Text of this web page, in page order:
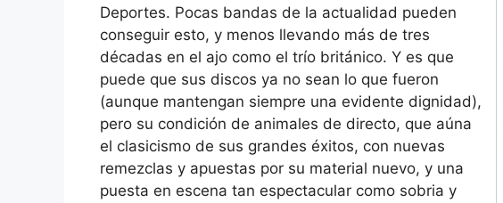
Deportes. Pocas bandas de la actualidad pueden
conseguir esto, y menos llevando más de tres
décadas en el ajo como el trío británico. Y es que
puede que sus discos ya no sean lo que fueron
(aunque mantengan siempre una evidente dignidad),
pero su condición de animales de directo, que aúna
el clasicismo de sus grandes éxitos, con nuevas
remezclas y apuestas por su material nuevo, y una
puesta en escena tan espectacular como sobria y